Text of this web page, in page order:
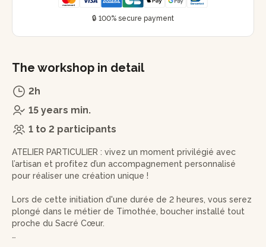
🔒 100% secure payment
The workshop in detail
2h
15 years min.
1 to 2 participants
ATELIER PARTICULIER : vivez un moment privilégié avec
l’artisan et profitez d’un accompagnement personnalisé
pour réaliser une création unique !
Lors de cette initiation d'une durée de 2 heures, vous serez
plongé dans le métier de Timothée, boucher installé tout
proche du Sacré Cœur.